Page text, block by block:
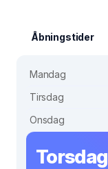
Åbningstider
Mandag
Tirsdag
Onsdag
Torsdag